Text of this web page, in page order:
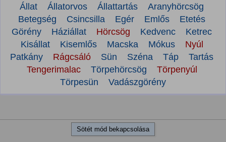
Állat Állatorvos Állattartás
Aranyhörcsög
Betegség
Csincsilla Egér Emlős
Etetés
Görény
Háziállat Hörcsög Kedvenc
Ketrec
Kisállat
Kisemlős Macska Mókus
Nyúl
Patkány
Rágcsáló Sün Széna Táp
Tartás
Tengerimalac
Törpehörcsög
Törpenyúl
Törpesün
Vadászgörény
Sötét mód bekapcsolása